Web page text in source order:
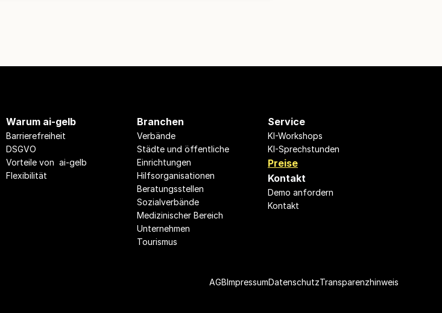
Warum ai-gelb
Barrierefreiheit
DSGVO
Vorteile von  ai-gelb
Flexibilität
Branchen
Verbände
Städte und öffentliche
Einrichtungen
Hilfsorganisationen
Beratungsstellen
Sozialverbände
Medizinischer Bereich
Unternehmen
Tourismus
Service
KI-Workshops
KI-Sprechstunden
Preise
Kontakt
Demo anfordern
Kontakt
AGBImpressumDatenschutzTransparenzhinweis